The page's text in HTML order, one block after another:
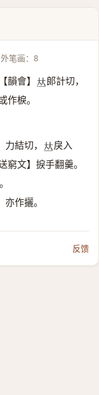
笔画：8
韻會】 𠀤郞計切，
作棙。
結切， 𠀤戾入
窮文】捩手翻羹。
作攦。
反馈